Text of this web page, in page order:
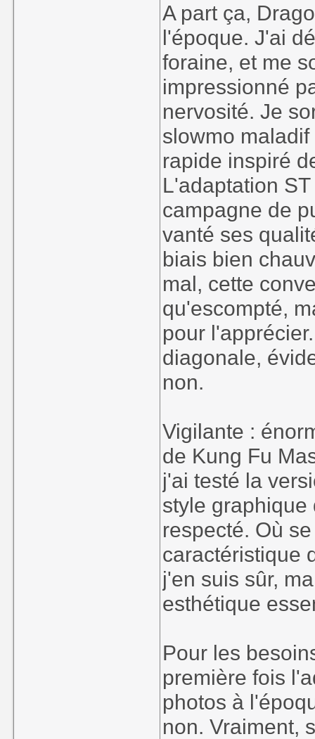
A part ça,
l'époque. J'ai
foraine, et me
impressionné
nervosité. Je
slowmo
rapide inspiré
L'adaptation
campagne de
vanté ses
biais bien
mal, cette
qu'escompté,
pour
diagonale,
non.
Vigilante :
de Kung Fu
j'ai testé la
style graphique
respecté. Où
caractéristique
j'en suis sûr,
esthétique
Pour les
première fois
photos à
non. Vraiment,